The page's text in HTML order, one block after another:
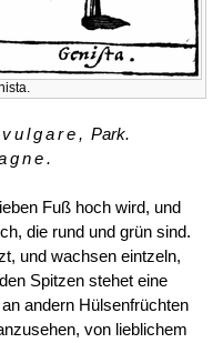
Park.
Fuß hoch wird, und
die rund und grün sind.
und wachsen eintzeln,
Spitzen stehet eine
andern Hülsenfrüchten
von lieblichem